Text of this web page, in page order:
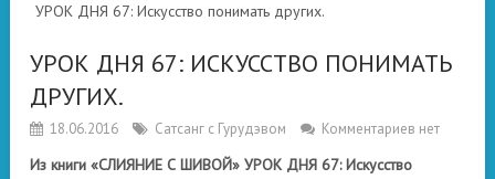
УРОК ДНЯ 67: Искусство понимать других.
УРОК ДНЯ 67: ИСКУССТВО ПОНИМАТЬ
ДРУГИХ.
18.06.2016 Сатсанг с Гурудэвом Комментариев нет
Из книги «СЛИЯНИЕ С ШИВОЙ» УРОК ДНЯ 67: Искусство